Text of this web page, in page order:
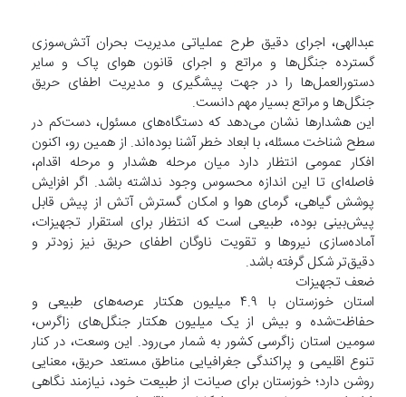
عبدالهی، اجرای دقیق طرح عملیاتی مدیریت بحران آتش‌سوزی
گسترده جنگل‌ها و مراتع و اجرای قانون هوای پاک و سایر
دستورالعمل‌ها را در جهت پیشگیری و مدیریت اطفای حریق
جنگل‌ها و مراتع بسیار مهم دانست.
این هشدارها نشان می‌دهد که دستگاه‌های مسئول، دست‌کم در
سطح شناخت مسئله، با ابعاد خطر آشنا بوده‌اند. از همین رو، اکنون
افکار عمومی انتظار دارد میان مرحله هشدار و مرحله اقدام،
فاصله‌ای تا این اندازه محسوس وجود نداشته باشد. اگر افزایش
پوشش گیاهی، گرمای هوا و امکان گسترش آتش از پیش قابل
پیش‌بینی بوده، طبیعی است که انتظار برای استقرار تجهیزات،
آماده‌سازی نیروها و تقویت ناوگان اطفای حریق نیز زودتر و
دقیق‌تر شکل گرفته باشد.
ضعف تجهیزات
استان خوزستان با ۴.۹ میلیون هکتار عرصه‌های طبیعی و
حفاظت‌شده و بیش از یک میلیون هکتار جنگل‌های زاگرس،
سومین استان زاگرسی کشور به شمار می‌رود. این وسعت، در کنار
تنوع اقلیمی و پراکندگی جغرافیایی مناطق مستعد حریق، معنایی
روشن دارد؛ خوزستان برای صیانت از طبیعت خود، نیازمند نگاهی